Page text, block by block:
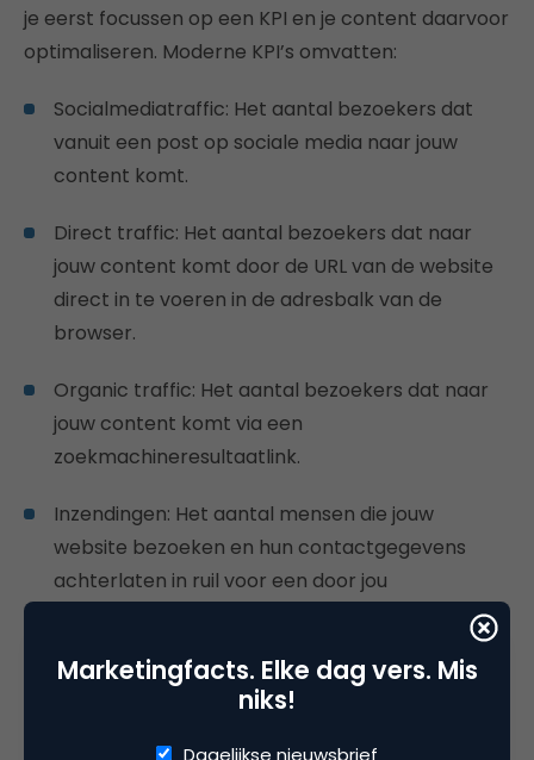
je eerst focussen op een KPI en je content daarvoor
optimaliseren. Moderne KPI’s omvatten:
Socialmediatraffic: Het aantal bezoekers dat
vanuit een post op sociale media naar jouw
content komt.
Direct traffic: Het aantal bezoekers dat naar
jouw content komt door de URL van de website
direct in te voeren in de adresbalk van de
browser.
Organic traffic: Het aantal bezoekers dat naar
jouw content komt via een
zoekmachineresultaatlink.
Inzendingen: Het aantal mensen die jouw
website bezoeken en hun contactgegevens
achterlaten in ruil voor een door jou
Als jij, of je werkgever, ervoor kiest om je
bijvoorbeeld te richten op organisch verkeer, is het
Marketingfacts. Elke dag vers. Mis
niks!
Dagelijkse nieuwsbrief